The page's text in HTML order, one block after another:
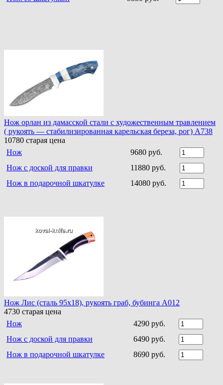
Нож орлан из дамасской стали с художественным травлением
( рукоять — стабилизированная карельская береза, рог) A738
10780 старая цена
Нож
9680 руб.
Нож с доской для правки
11880 руб.
Нож в подарочной шкатулке
14080 руб.
Нож Лис (сталь 95х18), рукоять граб, бубинга A012
4730 старая цена
Нож
4290 руб.
Нож с доской для правки
6490 руб.
Нож в подарочной шкатулке
8690 руб.